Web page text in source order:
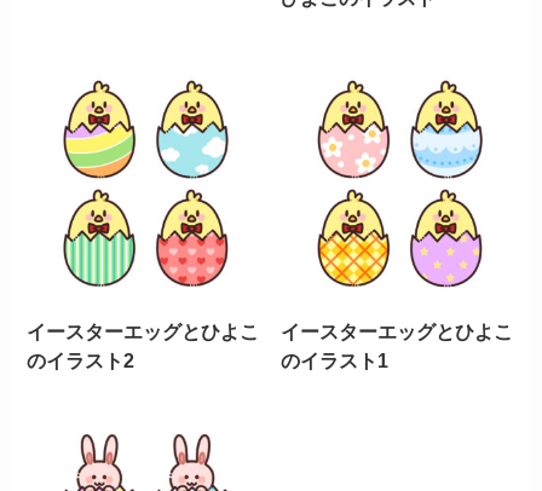
イースターエッグとひよこ
のイラスト2
イースターエッグとひよこ
のイラスト1